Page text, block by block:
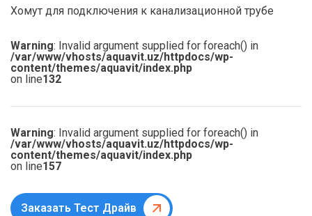
Хомут для подключения к канализационной трубе
Warning: Invalid argument supplied for foreach() in
/var/www/vhosts/aquavit.uz/httpdocs/wp-
content/themes/aquavit/index.php
on line132
Warning: Invalid argument supplied for foreach() in
/var/www/vhosts/aquavit.uz/httpdocs/wp-
content/themes/aquavit/index.php
on line157
Заказать Тест Драйв